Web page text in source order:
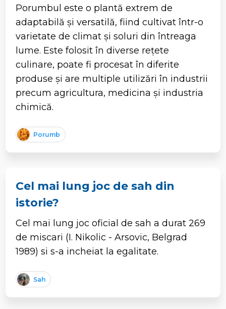
Porumbul este o plantă extrem de
adaptabilă și versatilă, fiind cultivat într-o
varietate de climat și soluri din întreaga
lume. Este folosit în diverse rețete
culinare, poate fi procesat în diferite
produse și are multiple utilizări în industrii
precum agricultura, medicina și industria
chimică.
Porumb
Cel mai lung joc de sah din
istorie?
Cel mai lung joc oficial de sah a durat 269
de miscari (I. Nikolic - Arsovic, Belgrad
1989) si s-a incheiat la egalitate.
Sah